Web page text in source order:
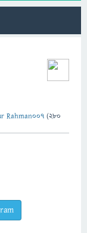
Rahman007 (280